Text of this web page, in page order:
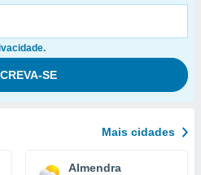
Mais cidades
NovosAlmendra